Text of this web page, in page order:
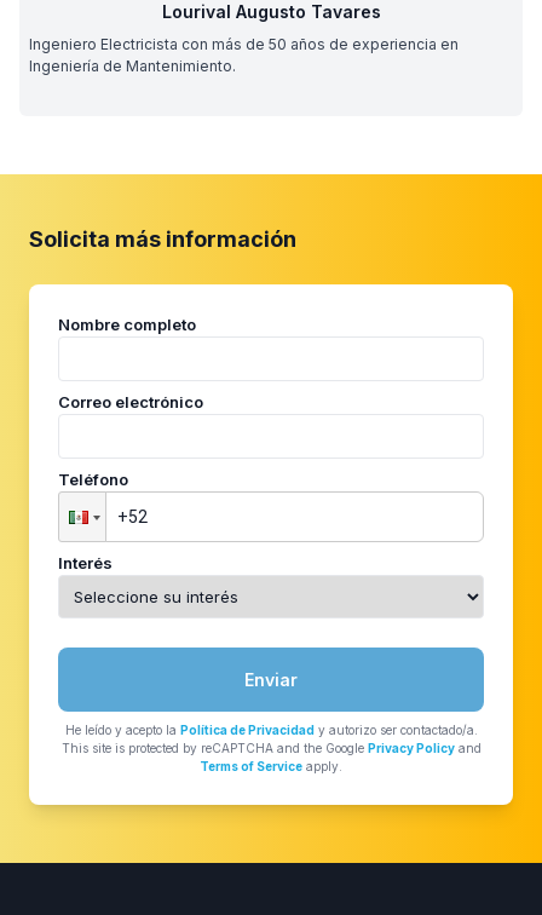
Lourival Augusto Tavares
Ingeniero Electricista con más de 50 años de experiencia en
Ingeniería de Mantenimiento.
Solicita más información
Nombre completo
Correo electrónico
Teléfono
Interés
Enviar
He leído y acepto la Política de Privacidad y autorizo ser contactado/a.
This site is protected by reCAPTCHA and the Google Privacy Policy and
Terms of Service apply.